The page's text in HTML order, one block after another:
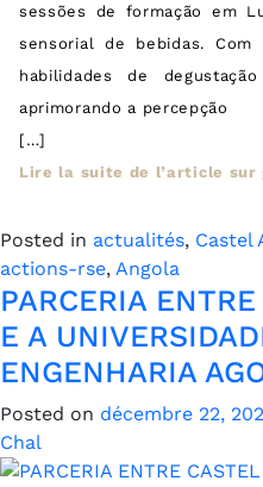
sessões de formação em
sensorial de bebidas.
habilidades de
aprimorando a percepção
[…]
Lire la suite de l’article sur
Posted in actualités, Castel
actions-rse, Angola
PARCERIA
E A
ENGENHARIA
Posted on décembre 22,
Chal